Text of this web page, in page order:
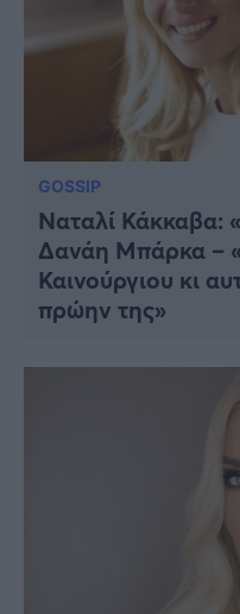
GOSSIP
Ναταλί Κάκκαβα:
Δανάη Μπάρκα –
Καινούργιου κι
πρώην της»